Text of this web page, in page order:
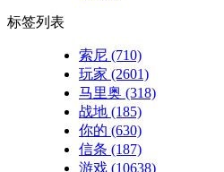
标签列表
索尼 (710)
玩家 (2601)
马里奥 (318)
战地 (185)
你的 (630)
信条 (187)
游戏 (10638)